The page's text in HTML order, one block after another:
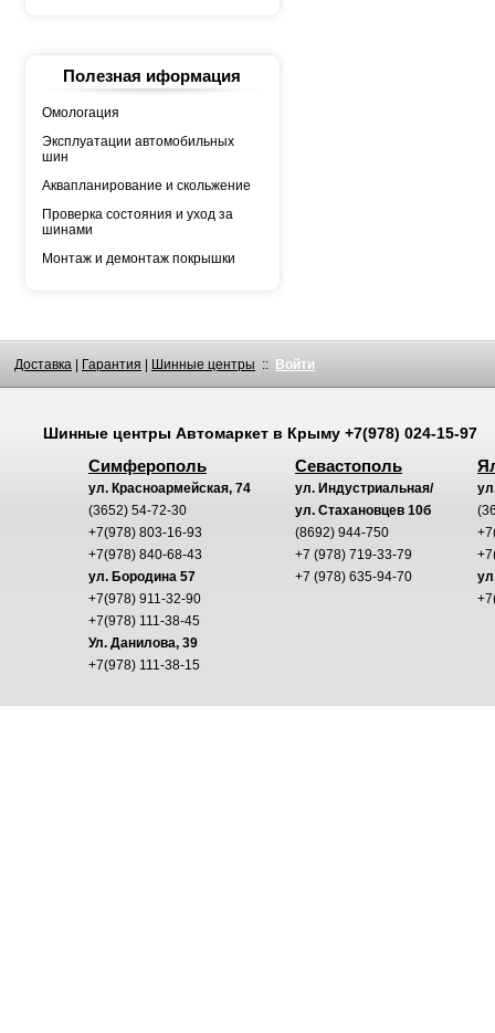
Полезная иформация
Омологация
Эксплуатации автомобильных
шин
Аквапланирование и скольжение
Проверка состояния и уход за
шинами
Монтаж и демонтаж покрышки
Доставка Гарантия Шинные центры :: Войти
Шинные центры Автомаркетв Крыму +7(978) 024-15-97
Симферополь
ул. Красноармейская, 74
(3652) 54-72-30
+7(978) 803-16-93
+7(978) 840-68-43
ул. Бородина 57
+7(978) 911-32-90
+7(978) 111-38-45
Ул. Данилова, 39
+7(978) 111-38-15
Севастополь
ул. Индустриальная/
ул. Стахановцев 10б
(8692) 944-750
+7 (978) 719-33-79
+7 (978) 635-94-70